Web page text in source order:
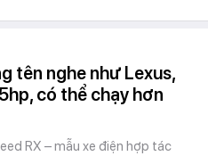
tên nghe như Lexus,
có thể chạy hơn
RX – mẫu xe điện hợp tác